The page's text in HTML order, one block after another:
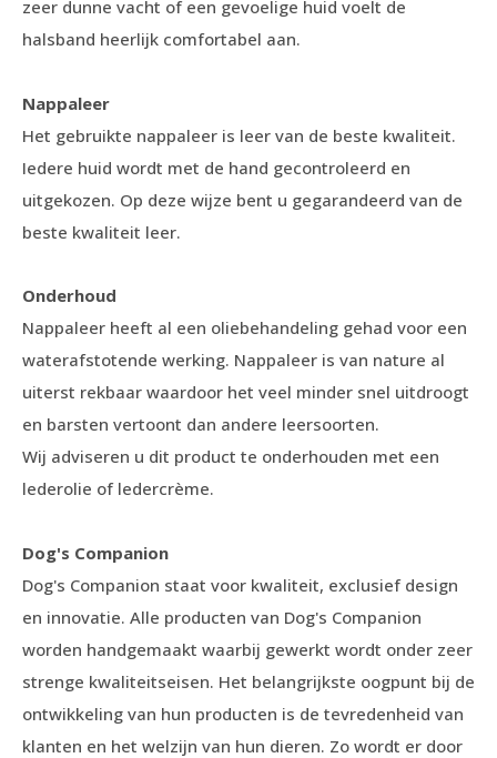
zeer dunne vacht of een gevoelige huid voelt de
halsband heerlijk comfortabel aan.
Nappaleer
Het gebruikte nappaleer is leer van de beste kwaliteit.
Iedere huid wordt met de hand gecontroleerd en
uitgekozen. Op deze wijze bent u gegarandeerd van de
beste kwaliteit leer.
Onderhoud
Nappaleer heeft al een oliebehandeling gehad voor een
waterafstotende werking. Nappaleer is van nature al
uiterst rekbaar waardoor het veel minder snel uitdroogt
en barsten vertoont dan andere leersoorten.
Wij adviseren u dit product te onderhouden met een
lederolie of ledercrème.
Dog's Companion
Dog's Companion staat voor kwaliteit, exclusief design
en innovatie. Alle producten van Dog's Companion
worden handgemaakt waarbij gewerkt wordt onder zeer
strenge kwaliteitseisen. Het belangrijkste oogpunt bij de
ontwikkeling van hun producten is de tevredenheid van
klanten en het welzijn van hun dieren. Zo wordt er door